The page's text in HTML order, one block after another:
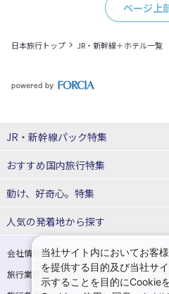
ページ上
日本旅行トップ JR・新幹線＋ホテル一覧
JR・新幹線パック特集
tabiwaスペシャル
日帰りTrip
おすすめ国内旅行特集
ユニバーサル・スタジオ・ジャパンへの
贅沢時間
大阪
動け、好奇心。特集
西の日キャンペーン
こだわり企画 鉄道 京都 美酒旅
体験プラン
親子旅
人気の発着地から探す
関西→金沢旅
関西→岡山旅
会社情報
プ
旅行業登録票・約款
当社サイト内においてお客
を提供する目的及び当社サ
示することを目的にCookie